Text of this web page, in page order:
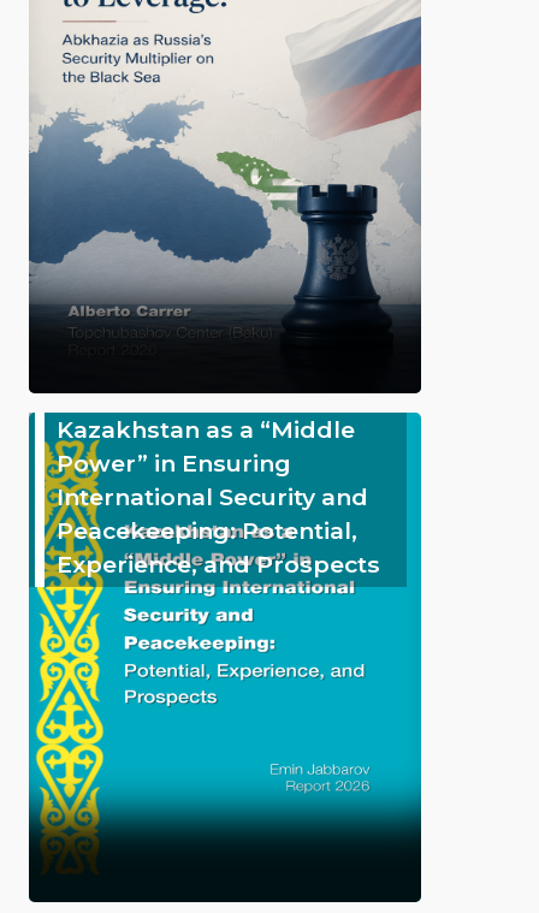
Kazakhstan as a “Middle
Power” in Ensuring
International Security and
Peacekeeping: Potential,
Experience, and Prospects